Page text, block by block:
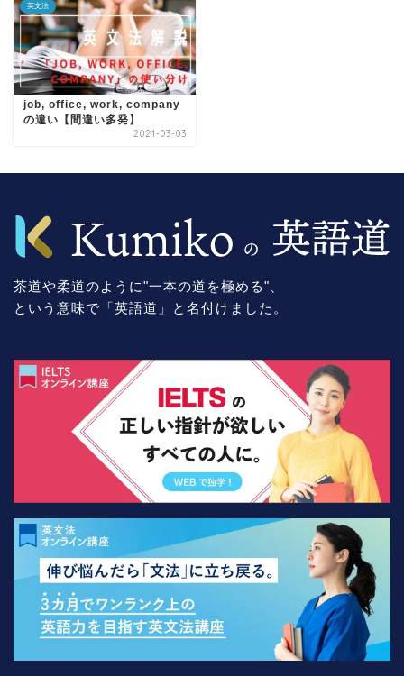
英文法
job, office, work, company
の違い【間違い多発】
2021-03-03
茶道や柔道のように"一本の道を極める"、
という意味で「英語道」と名付けました。